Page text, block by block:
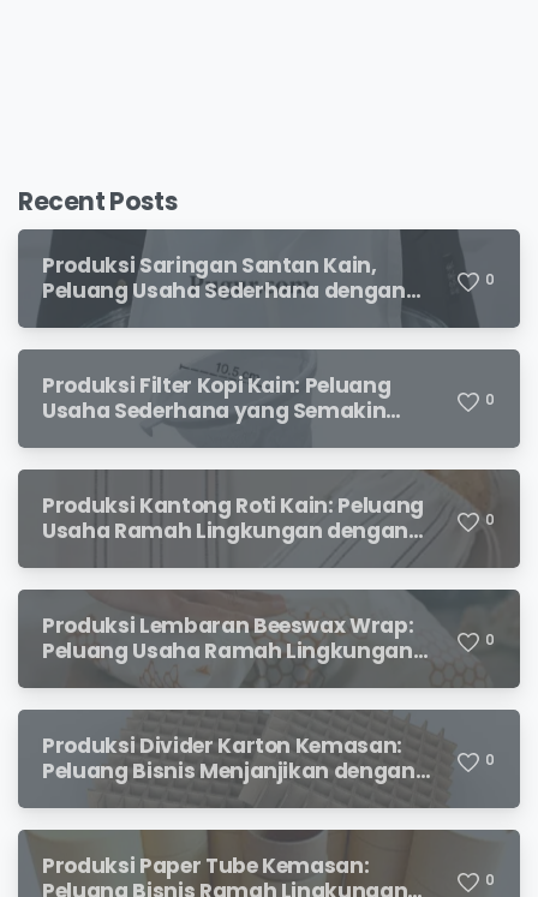
Recent Posts
Produksi Saringan Santan Kain,
Peluang Usaha Sederhana dengan
Permintaan yang Terus Meningkat
0
Produksi Filter Kopi Kain: Peluang
Usaha Sederhana yang Semakin
Diminati Pecinta Kopi
0
Produksi Kantong Roti Kain: Peluang
Usaha Ramah Lingkungan dengan
0
Produksi Lembaran Beeswax Wrap:
Peluang Usaha Ramah Lingkungan
yang Menjanjikan
0
Produksi Divider Karton Kemasan:
Peluang Bisnis Menjanjikan dengan
Permintaan yang Terus Meningkat
0
Produksi Paper Tube Kemasan:
Peluang Bisnis Ramah Lingkungan
0